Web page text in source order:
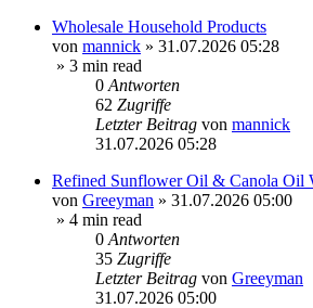
Wholesale Household Products
von mannick » 31.07.2026 05:28
» 3 min read
0 Antworten
62 Zugriffe
Letzter Beitrag von mannick
31.07.2026 05:28
Refined Sunflower Oil & Canola Oil
von Greeyman » 31.07.2026 05:00
» 4 min read
0 Antworten
35 Zugriffe
Letzter Beitrag von Greeyman
31.07.2026 05:00